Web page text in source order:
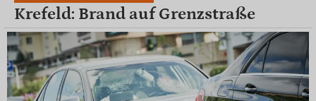
Krefeld: Brand auf Grenzstraße